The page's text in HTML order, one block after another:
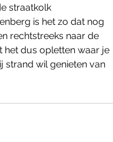
straatkolk
is het zo dat nog
rechtstreeks naar de
het dus opletten waar je
strand wil genieten van